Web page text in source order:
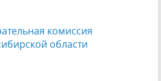
комиссия
области